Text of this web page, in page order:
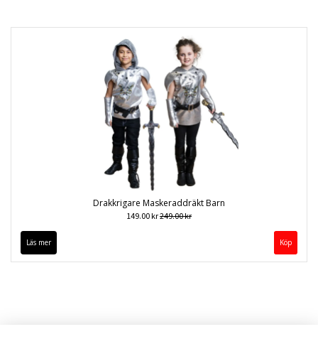
Drakkrigare Maskeraddräkt Barn
149.00 kr249.00 kr
Läs mer Köp